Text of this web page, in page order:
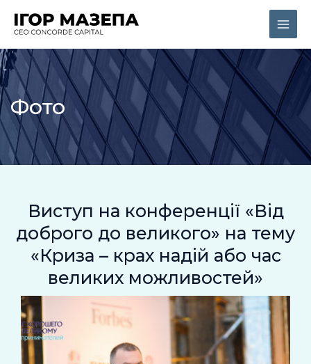
Main
Фото
Виступ на конференції «Від
доброго до великого» на тему
«Криза – крах надій або час
великих можливостей»